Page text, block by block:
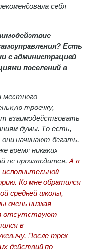
себя
Есть
с администрацией
поселений в
местного
троечку,
взаимодействовать
думы. То есть,
начинают бегать,
время никаких
не производится. А в
Ко мне обратился
средней школы,
очень низкая
отсутствуют
в
После трех
действий по